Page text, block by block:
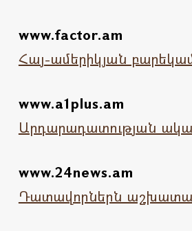
www.factor.am
Հայ-ամերիկյան
www.a1plus.am
Արդարադատության
www.24news.am
Դատավորներն